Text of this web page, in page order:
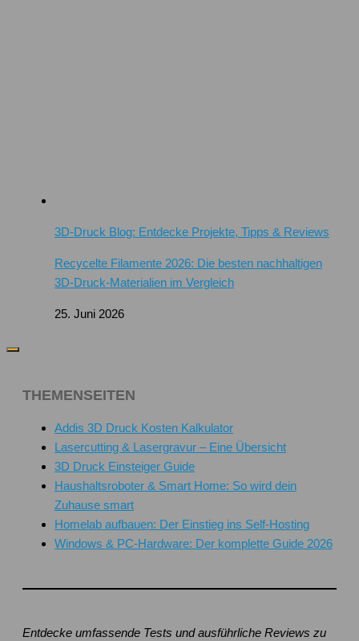
3D-Druck Blog: Entdecke Projekte, Tipps & Reviews
Recycelte Filamente 2026: Die besten nachhaltigen
3D-Druck-Materialien im Vergleich
25. Juni 2026
THEMENSEITEN
Addis 3D Druck Kosten Kalkulator
Lasercutting & Lasergravur – Eine Übersicht
3D Druck Einsteiger Guide
Haushaltsroboter & Smart Home: So wird dein
Zuhause smart
Homelab aufbauen: Der Einstieg ins Self-Hosting
Windows & PC-Hardware: Der komplette Guide 2026
Entdecke umfassende Tests und ausführliche Reviews zu